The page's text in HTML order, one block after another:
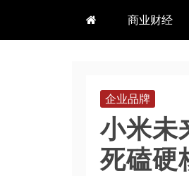
商业财经
企业品牌
小米未
死磕硬